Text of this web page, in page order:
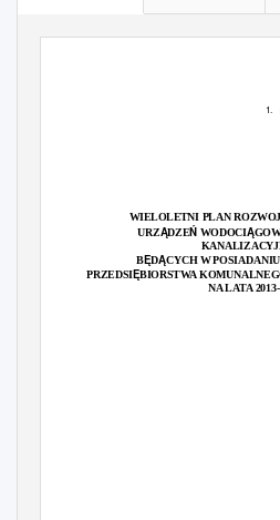
1.
WIELOLETNI PLAN
URZĄDZEŃ WODOCIĄ
BĘDĄCYCH W
PRZEDSIĘBIORSTWA
NA LATA